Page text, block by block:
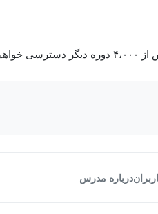
درباره مدرس